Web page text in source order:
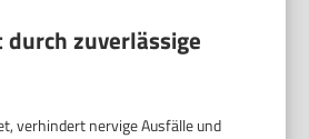
zuverlässige
verhindert nervige Ausfälle und